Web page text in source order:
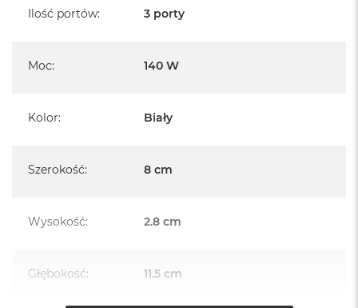
Ilość portów: 3 porty
Moc: 140 W
Kolor: Biały
Szerokość: 8 cm
Wysokość: 2.8 cm
Głębokość: 11.5 cm